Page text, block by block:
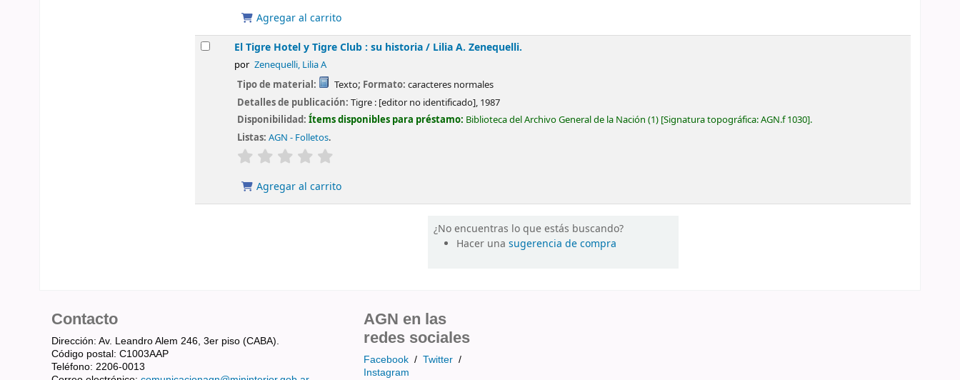
Agregar al carrito
El Tigre Hotel y Tigre Club : su historia / Lilia A. Zenequelli.
por Zenequelli, Lilia A
Tipo de material: Texto; Formato: caracteres normales
Detalles de publicación:Tigre : [editor no identificado], 1987
Disponibilidad:Ítems disponibles para préstamo: Biblioteca del Archivo General de la Nación (1) Signatura topográfica:AGN.f 1030 .
Listas: AGN - Folletos.
valoración
Agregar al carrito
¿No encuentras lo que estás buscando?
Hacer unasugerencia de compra
Contacto
Dirección: Av. Leandro Alem 246, 3er piso (CABA).
Código postal: C1003AAP
Teléfono: 2206-0013
AGN en las
redes sociales
Facebook / Twitter /
Instagram